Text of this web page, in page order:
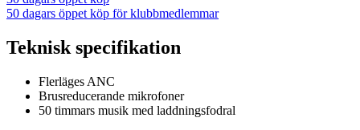
50 dagars öppet köp för klubbmedlemmar
Teknisk specifikation
Flerläges ANC
Brusreducerande mikrofoner
50 timmars musik med laddningsfodral